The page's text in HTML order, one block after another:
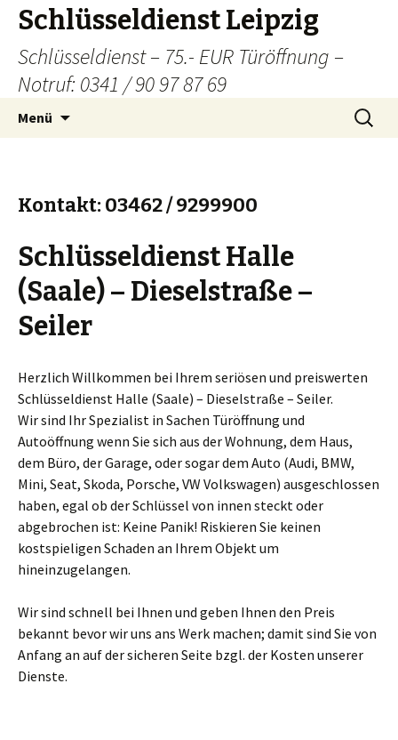
Schlüsseldienst Leipzig
Schlüsseldienst – 75.- EUR Türöffnung –
Notruf: 0341 / 90 97 87 69
Menü
Suchen
nach:
Kontakt: 03462 / 9299900
Schlüsseldienst Halle
(Saale) – Dieselstraße –
Seiler
Herzlich Willkommen bei Ihrem seriösen und preiswerten
Schlüsseldienst Halle (Saale) – Dieselstraße – Seiler.
Wir sind Ihr Spezialist in Sachen Türöffnung und
Autoöffnung wenn Sie sich aus der Wohnung, dem Haus,
dem Büro, der Garage, oder sogar dem Auto (Audi, BMW,
Mini, Seat, Skoda, Porsche, VW Volkswagen) ausgeschlossen
haben, egal ob der Schlüssel von innen steckt oder
abgebrochen ist: Keine Panik! Riskieren Sie keinen
kostspieligen Schaden an Ihrem Objekt um
hineinzugelangen.
Wir sind schnell bei Ihnen und geben Ihnen den Preis
bekannt bevor wir uns ans Werk machen; damit sind Sie von
Anfang an auf der sicheren Seite bzgl. der Kosten unserer
Dienste.